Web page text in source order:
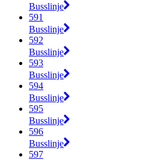
Busslinje
591
Busslinje
592
Busslinje
593
Busslinje
594
Busslinje
595
Busslinje
596
Busslinje
597